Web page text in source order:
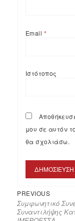
Email *
Ιστότοπος
μου σε αυτόν
θα σχολιάσω.
PREVIOUS
Συμφωνητικό
Συναντιλήψης